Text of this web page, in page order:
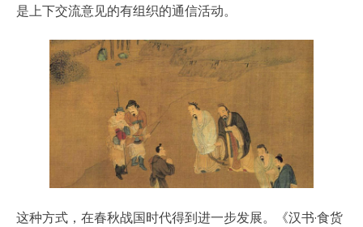
是上下交流意见的有组织的通信活动。
这种方式，在春秋战国时代得到进一步发展。《汉书·食货